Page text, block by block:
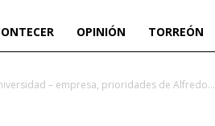
OPINIÓN TORREÓN
– empresa, prioridades de Alfredo...